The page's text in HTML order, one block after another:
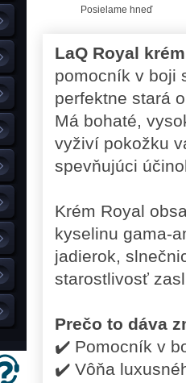
Posielame hneď
LaQ Royal
pomocník v boji
perfektne stará
Má bohaté,
vyživí pokožku
spevňujúci
Krém Royal
kyselinu gama-
jadierok,
starostlivosť
Prečo to dáva
✔️ Pomocník v
✔️ Vôňa